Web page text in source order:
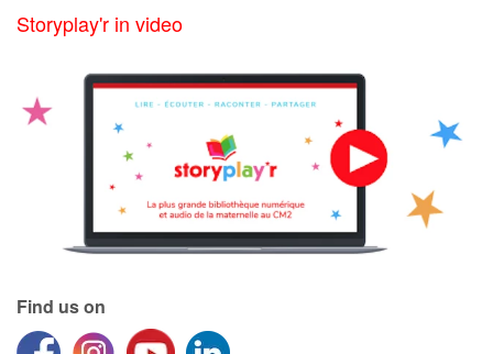
Storyplay'r in video
Find us on